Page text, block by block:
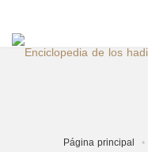
Página principal